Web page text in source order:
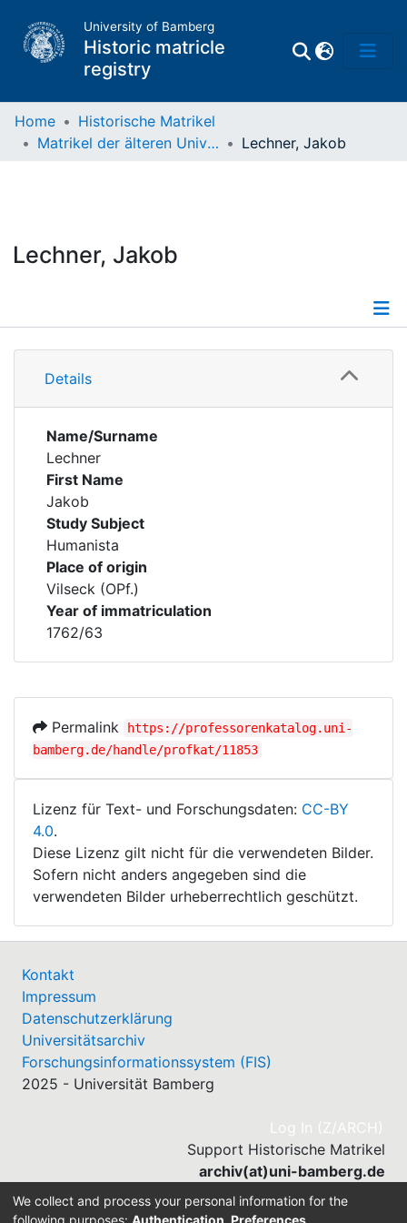
University of Bamberg
Historic matricle
registry
Professors
Home
Historische Matrikel
Matrikel der älteren Universität
Lechner, Jakob
Lechner, Jakob
Details
Details
Name/Surname
Lechner
First Name
Jakob
Study Subject
Humanista
Place of origin
Vilseck (OPf.)
Year of immatriculation
1762/63
Permalink
https://professorenkatalog.uni-
bamberg.de/handle/profkat/11853
Lizenz für Text- und Forschungsdaten: CC-BY
4.0.
Diese Lizenz gilt nicht für die verwendeten Bilder.
Sofern nicht anders angegeben sind die
verwendeten Bilder urheberrechtlich geschützt.
Kontakt
Impressum
Datenschutzerklärung
Universitätsarchiv
Forschungsinformationssystem (FIS)
2025 - Universität Bamberg
Log In (Z/ARCH)
Support Historische Matrikel
archiv(at)uni-bamberg.de
Send Feedback
We collect and process your personal information for the
following purposes: Authentication, Preferences,